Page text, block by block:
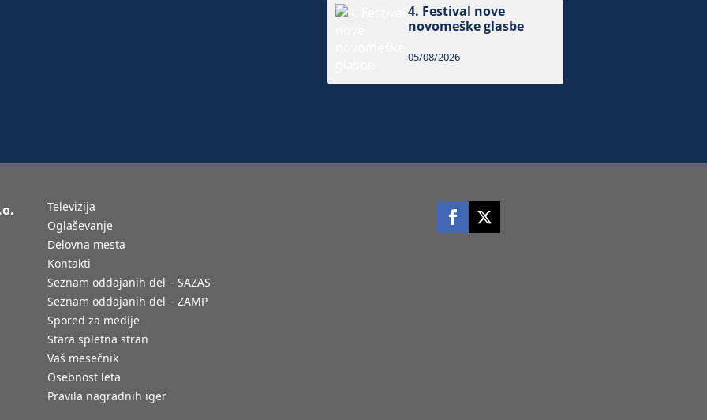
4. Festival nove
novomeške glasbe
05/08/2026
Televizija
Oglaševanje
Delovna mesta
Kontakti
Seznam oddajanih del – SAZAS
Seznam oddajanih del – ZAMP
Spored za medije
Stara spletna stran
Vaš mesečnik
Osebnost leta
Pravila nagradnih iger